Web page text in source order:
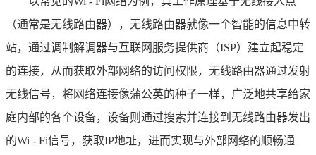
（通常是无线路由器），无线路由器就像一个智能的信息中转
站，通过调制解调器与互联网服务提供商（ISP）建立起稳定
的连接，从而获取外部网络的访问权限，无线路由器通过发射
无线信号，将网络连接像蒲公英的种子一样，广泛地共享给家
庭内部的各个设备，设备则通过搜索并连接到无线路由器发出
的Wi - Fi信号，获取IP地址，进而实现与外部网络的顺畅通